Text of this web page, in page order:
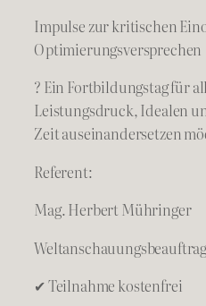
Impulse zur kritischen
Optimierungsversprechen
? Ein Fortbildungstag für
Leistungsdruck, Idealen
Zeit auseinandersetzen
Referent:
Mag. Herbert Mühringer
✔ Teilnahme kostenfrei